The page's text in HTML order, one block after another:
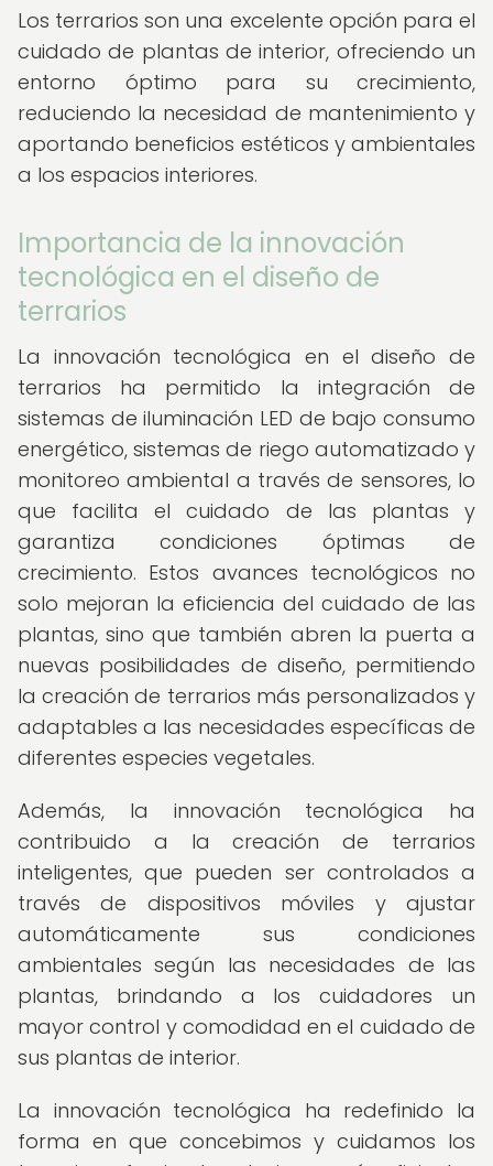
Los terrarios son una excelente opción para el
cuidado de plantas de interior, ofreciendo un
entorno óptimo para su crecimiento,
reduciendo la necesidad de mantenimiento y
aportando beneficios estéticos y ambientales
a los espacios interiores.
Importancia de la innovación
tecnológica en el diseño de
terrarios
La innovación tecnológica en el diseño de
terrarios ha permitido la integración de
sistemas de iluminación LED de bajo consumo
energético, sistemas de riego automatizado y
monitoreo ambiental a través de sensores, lo
que facilita el cuidado de las plantas y
garantiza condiciones óptimas de
crecimiento. Estos avances tecnológicos no
solo mejoran la eficiencia del cuidado de las
plantas, sino que también abren la puerta a
nuevas posibilidades de diseño, permitiendo
la creación de terrarios más personalizados y
adaptables a las necesidades específicas de
diferentes especies vegetales.
Además, la innovación tecnológica ha
contribuido a la creación de terrarios
inteligentes, que pueden ser controlados a
través de dispositivos móviles y ajustar
automáticamente sus condiciones
ambientales según las necesidades de las
plantas, brindando a los cuidadores un
mayor control y comodidad en el cuidado de
sus plantas de interior.
La innovación tecnológica ha redefinido la
forma en que concebimos y cuidamos los